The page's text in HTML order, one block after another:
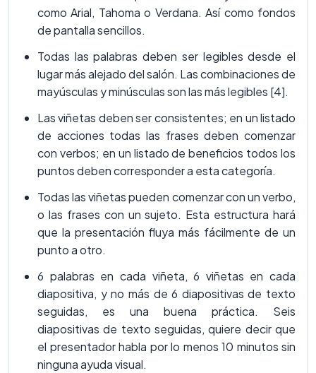
como Arial, Tahoma o Verdana. Así como fondos
de pantalla sencillos.
Todas las palabras deben ser legibles desde el
lugar más alejado del salón. Las combinaciones de
mayúsculas y minúsculas son las más legibles [4].
Las viñetas deben ser consistentes; en un listado
de acciones todas las frases deben comenzar
con verbos; en un listado de beneficios todos los
puntos deben corresponder a esta categoría.
Todas las viñetas pueden comenzar con un verbo,
o las frases con un sujeto. Esta estructura hará
que la presentación fluya más fácilmente de un
punto a otro.
6 palabras en cada viñeta, 6 viñetas en cada
diapositiva, y no más de 6 diapositivas de texto
seguidas, es una buena práctica. Seis
diapositivas de texto seguidas, quiere decir que
el presentador habla por lo menos 10 minutos sin
ninguna ayuda visual.